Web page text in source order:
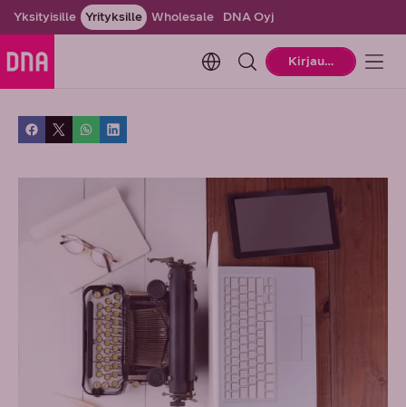
Yksityisille Yrityksille Wholesale DNA Oyj
Change language. Current
Kirjaudu